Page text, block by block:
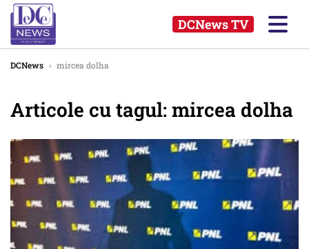
DCNews TV
DCNews › mircea dolha
Articole cu tagul: mircea dolha